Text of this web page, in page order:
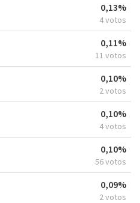
0,13%
4 votos
0,11%
11 votos
0,10%
2 votos
0,10%
4 votos
0,10%
56 votos
0,09%
2 votos